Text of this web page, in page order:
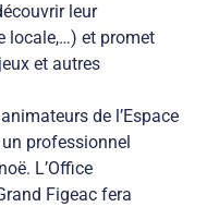
leur
locale,…) et promet
et autres
de l’Espace
professionnel
L’Office
Figeac fera